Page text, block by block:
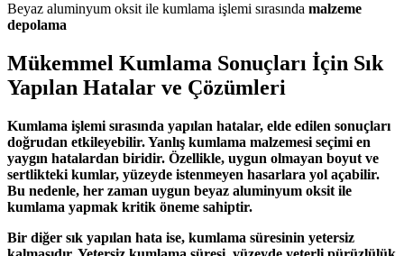
Beyaz aluminyum oksit ile kumlama işlemi sırasında malzeme
depolama
Mükemmel Kumlama Sonuçları İçin Sık
Yapılan Hatalar ve Çözümleri
Kumlama işlemi sırasında yapılan hatalar, elde edilen sonuçları
doğrudan etkileyebilir. Yanlış kumlama malzemesi seçimi en
yaygın hatalardan biridir. Özellikle, uygun olmayan boyut ve
sertlikteki kumlar, yüzeyde istenmeyen hasarlara yol açabilir.
Bu nedenle, her zaman uygun beyaz aluminyum oksit ile
kumlama yapmak kritik öneme sahiptir.
Bir diğer sık yapılan hata ise, kumlama süresinin yetersiz